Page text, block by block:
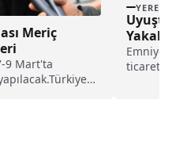
Meriç
9 Mart'ta
YEREL